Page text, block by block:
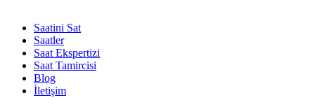
Saatini Sat
Saatler
Saat Ekspertizi
Saat Tamircisi
Blog
İletişim